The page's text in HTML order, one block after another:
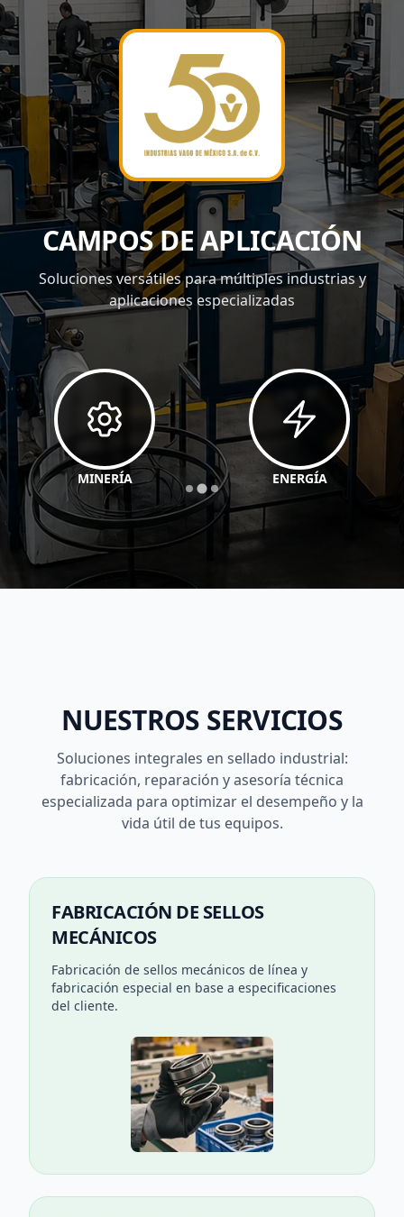
CAMPOS DE APLICACIÓN
Soluciones versátiles para múltiples industrias y
aplicaciones especializadas
MINERÍA ENERGÍA
NUESTROS SERVICIOS
Soluciones integrales en sellado industrial:
fabricación, reparación y asesoría técnica
especializada para optimizar el desempeño y la
vida útil de tus equipos.
FABRICACIÓN DE SELLOS
MECÁNICOS
Fabricación de sellos mecánicos de línea y
fabricación especial en base a especificaciones
del cliente.